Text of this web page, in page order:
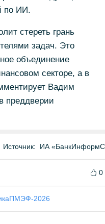
по ИИ.
стереть грань
задач. Это
объединение
секторе, а в
Вадим
преддверии
Источник: ИА
0
ПМЭФ-2026